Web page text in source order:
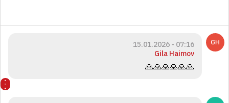
07:16 - 15.01.2026
Gila Haimov
🙏🙏🙏🙏🙏🙏